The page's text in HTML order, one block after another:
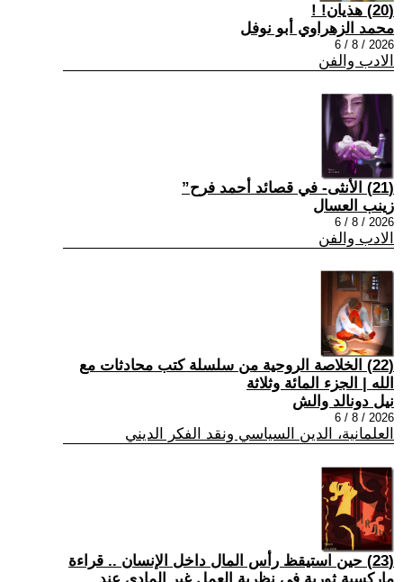
(20) هذيان! !
محمد الزهراوي أبو نوفل
2026 / 8 / 6
الادب والفن
(21) الأنثى- في قصائد أحمد فرح”
زينب العسال
2026 / 8 / 6
الادب والفن
(22) الخلاصة الروحية من سلسلة كتب محادثات مع
الله | الجزء المائة وثلاثة
نيل دونالد والش
2026 / 8 / 6
العلمانية، الدين السياسي ونقد الفكر الديني
(23) حين استيقظ رأس المال داخل الإنسان .. قراءة